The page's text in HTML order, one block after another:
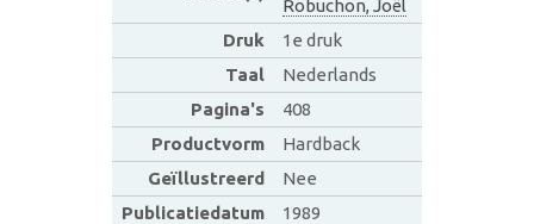
Robuchon, Joël
Druk
1e druk
Taal
Nederlands
Pagina's
408
Productvorm
Hardback
Geïllustreerd
Nee
Publicatiedatum
1989